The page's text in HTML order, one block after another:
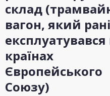
склад
вагон, який
експлуатувався
країнах
Європейського
Союзу)